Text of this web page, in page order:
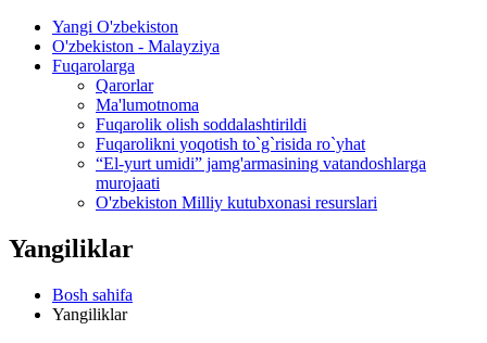
Yangi O'zbekiston
O'zbekiston - Malayziya
Fuqarolarga
Qarorlar
Ma'lumotnoma
Fuqarolik olish soddalashtirildi
Fuqarolikni yoqotish to`g`risida ro`yhat
“El-yurt umidi” jamg'armasining vatandoshlarga
murojaati
O'zbekiston Milliy kutubxonasi resurslari
Yangiliklar
Bosh sahifa
Yangiliklar